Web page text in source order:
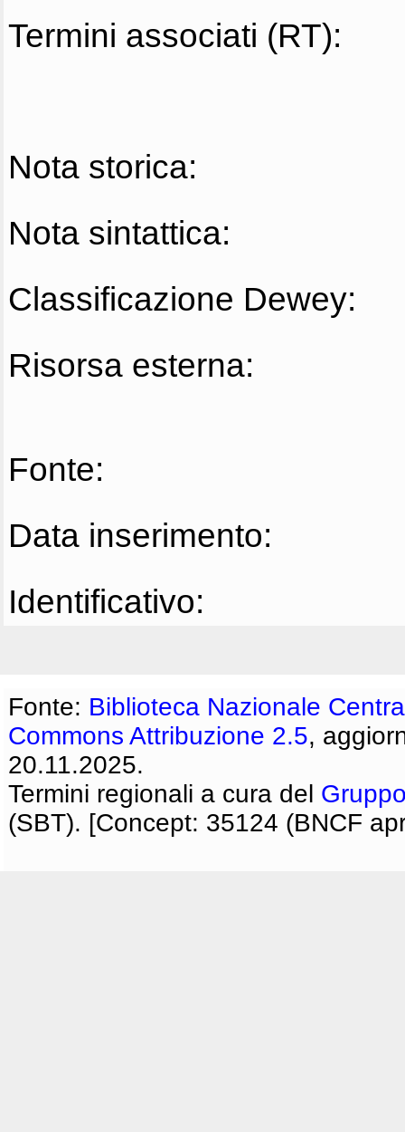
Termini associati (RT):
Nota storica:
Nota sintattica:
Classificazione Dewey:
Risorsa esterna:
Fonte:
Data inserimento:
Identificativo:
Fonte: Biblioteca Nazionale
Commons Attribuzione 2.5,
20.11.2025.
Termini regionali a cura del
(SBT). [Concept: 35124 (BNCF